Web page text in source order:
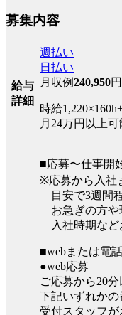
募集内容
給与
詳細
週払い
日払い
月収例240,950円
時給
月24万円以上可
■応募〜仕事開
※応募から入社
目安で3週間
お急ぎの方や
入社時期など
■webまたは電
●web応募
ご応募から20分
下記いずれかの
受付スタッフが